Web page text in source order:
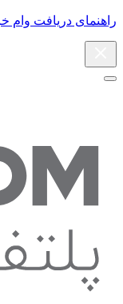
راهنمای دریافت وام خرید کالا تا